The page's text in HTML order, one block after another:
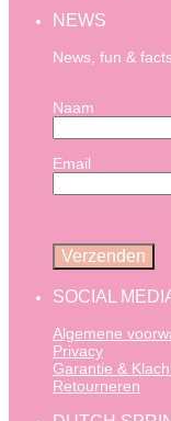
NEWS
News, fun &
Naam
Email
SOCIAL
Algemene
Privacy
Garantie &
Retourneren